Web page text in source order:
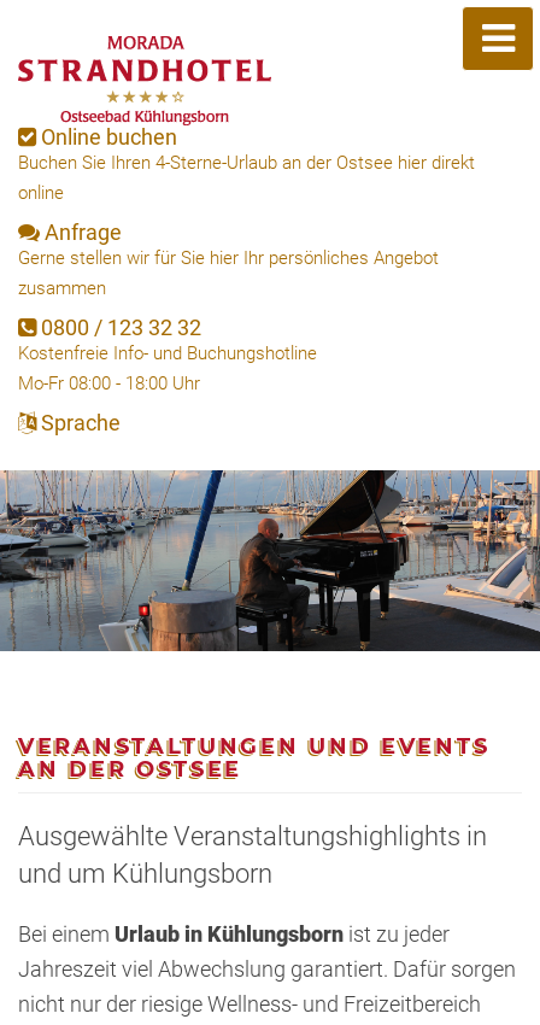
Online buchen
Buchen Sie Ihren 4-Sterne-Urlaub an der Ostsee hier direkt
online
Anfrage
Gerne stellen wir für Sie hier Ihr persönliches Angebot
zusammen
0800 / 123 32 32
Kostenfreie Info- und Buchungshotline
Mo-Fr 08:00 - 18:00 Uhr
Sprache
VERANSTALTUNGEN UND EVENTS
AN DER OSTSEE
Ausgewählte Veranstaltungshighlights in
und um Kühlungsborn
Bei einem Urlaub in Kühlungsborn ist zu jeder
Jahreszeit viel Abwechslung garantiert. Dafür sorgen
nicht nur der riesige Wellness- und Freizeitbereich